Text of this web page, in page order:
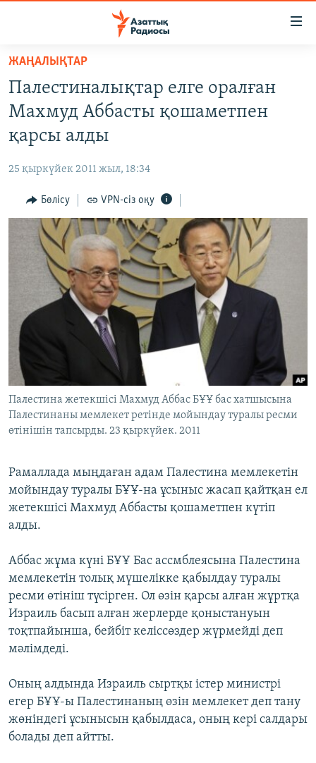
Skip
main
content
to
main
Navigation
to
AZATTYQTV
АДАМ ҚҰҚЫҚТАРЫ
ӘЛЕУМЕТ
ӘЛЕМ
АРНАЙЫ ЖОБАЛАР
ЖАЗЫЛЫҢЫЗ
Басқа тілдерде
ЖАҢАЛЫҚТАР
Палестиналықтар елге оралған
Махмуд Аббасты қошаметпен
қарсы алды
25 қыркүйек 2011 жыл, 18:34
Бөлісу VPN-сіз оқу
Палестина жетекшісі Махмуд Аббас БҰҰ бас хатшысына
Палестинаны мемлекет ретінде мойындау туралы ресми
өтінішін тапсырды. 23 қыркүйек. 2011
Рамаллада мыңдаған адам Палестина мемлекетін
мойындау туралы БҰҰ-на ұсыныс жасап қайтқан ел
жетекшісі Махмуд Аббасты қошаметпен күтіп
алды.
Аббас жұма күні БҰҰ Бас ассмблеясына Палестина
мемлекетін толық мүшелікке қабылдау туралы
ресми өтініш түсірген. Ол өзін қарсы алған жұртқа
Израиль басып алған жерлерде қоныстануын
тоқтпайынша, бейбіт келіссөздер жүрмейді деп
мәлімдеді.
Оның алдында Израиль сыртқы істер министрі
егер БҰҰ-ы Палестинаның өзін мемлекет деп тану
жөніндегі ұсынысын қабылдаса, оның кері салдары
болады деп айтты.